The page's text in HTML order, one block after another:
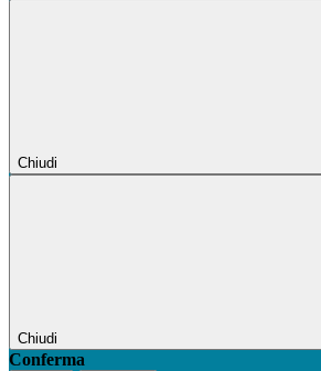
Chiudi
Chiudi
Conferma